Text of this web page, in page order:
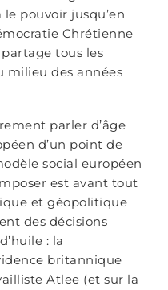
le pouvoir jusqu’en
Chrétienne
tous les
milieu des années
parler d’âge
d’un point de
social européen
est avant tout
et géopolitique
des décisions
: la
britannique
Atlee (et sur la